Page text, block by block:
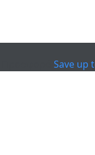
Save up